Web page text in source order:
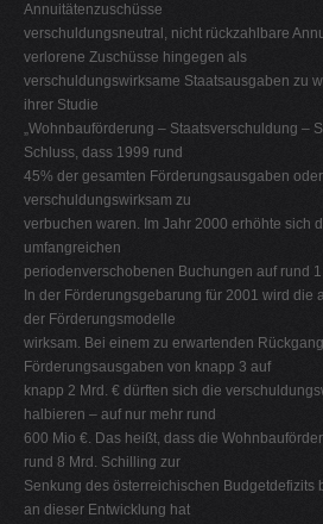
Annuitätenzuschüsse
verschuldungsneutral, nicht rückzahlbare
verlorene Zuschüsse hingegen als
verschuldungswirksame Staatsausgaben zu
ihrer Studie
„Wohnbauförderung – Staatsverschuldung –
Schluss, dass 1999 rund
45% der gesamten Förderungsausgaben
verschuldungswirksam zu
verbuchen waren. Im Jahr 2000 erhöhte sich
umfangreichen
periodenverschobenen Buchungen auf rund
In der Förderungsgebarung für 2001 wird die
der Förderungsmodelle
wirksam. Bei einem zu erwartenden
Förderungsausgaben von knapp 3 auf
knapp 2 Mrd. € dürften sich die
halbieren – auf nur mehr rund
600 Mio €. Das heißt, dass die
rund 8 Mrd. Schilling zur
Senkung des österreichischen Budgetdefizits
an dieser Entwicklung hat